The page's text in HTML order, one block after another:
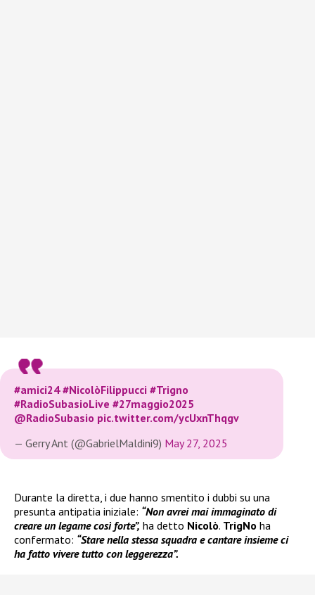
#amici24 #NicolòFilippucci #Trigno
#RadioSubasioLive #27maggio2025
@RadioSubasio pic.twitter.com/ycUxnThqgv
— Gerry Ant (@GabrielMaldini9) May 27, 2025
Durante la diretta, i due hanno smentito i dubbi su una
presunta antipatia iniziale: “Non avrei mai immaginato di
creare un legame così forte”, ha detto Nicolò. TrigNo ha
confermato: “Stare nella stessa squadra e cantare insieme ci
ha fatto vivere tutto con leggerezza”.